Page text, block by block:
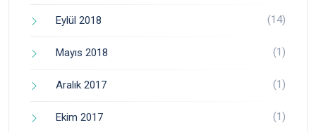
Eylül 2018 (14)
Mayıs 2018 (1)
Aralık 2017 (1)
Ekim 2017 (1)